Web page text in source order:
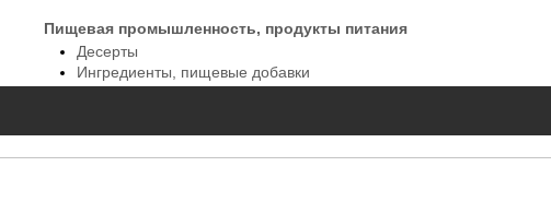
Пищевая промышленность, продукты питания
Десерты
Ингредиенты, пищевые добавки